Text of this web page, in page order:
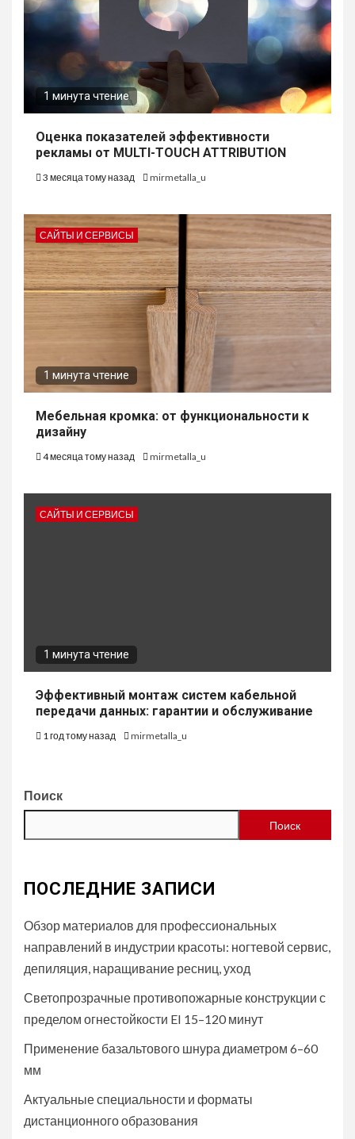
1 минута чтение
Оценка показателей эффективности
рекламы от MULTI-TOUCH ATTRIBUTION
3 месяца тому назад mirmetalla_u
САЙТЫ И СЕРВИСЫ
1 минута чтение
Мебельная кромка: от функциональности к
дизайну
4 месяца тому назад mirmetalla_u
САЙТЫ И СЕРВИСЫ
1 минута чтение
Эффективный монтаж систем кабельной
передачи данных: гарантии и обслуживание
1 год тому назад mirmetalla_u
Поиск
Поиск
ПОСЛЕДНИЕ ЗАПИСИ
Обзор материалов для профессиональных
направлений в индустрии красоты: ногтевой сервис,
депиляция, наращивание ресниц, уход
Светопрозрачные противопожарные конструкции с
пределом огнестойкости EI 15–120 минут
Применение базальтового шнура диаметром 6–60
мм
Актуальные специальности и форматы
дистанционного образования